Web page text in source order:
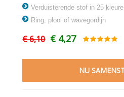
Verduisterende stof in 25
Ring, plooi of wavegordijn
€ 6,10 € 4,27